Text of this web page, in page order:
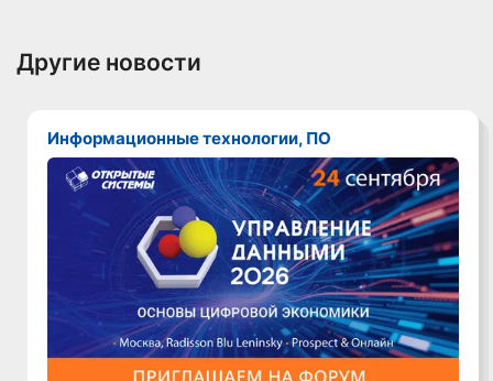
Другие новости
Информационные технологии, ПО